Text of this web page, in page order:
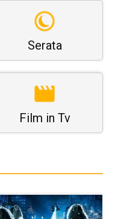
Serata
Film in Tv